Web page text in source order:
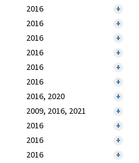
2016
+
2016
+
2016
+
2016
+
2016
+
2016
+
2016, 2020
+
2009, 2016, 2021
+
2016
+
2016
+
2016
+